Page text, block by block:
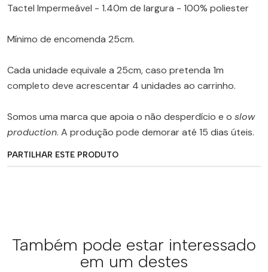
Tactel Impermeável - 1.40m de largura - 100% poliester
Mínimo de encomenda 25cm.
Cada unidade equivale a 25cm, caso pretenda 1m
completo deve acrescentar 4 unidades ao carrinho.
Somos uma marca que apoia o não desperdício e o slow
production. A produção pode demorar até 15 dias úteis.
PARTILHAR ESTE PRODUTO
Também pode estar interessado
em um destes